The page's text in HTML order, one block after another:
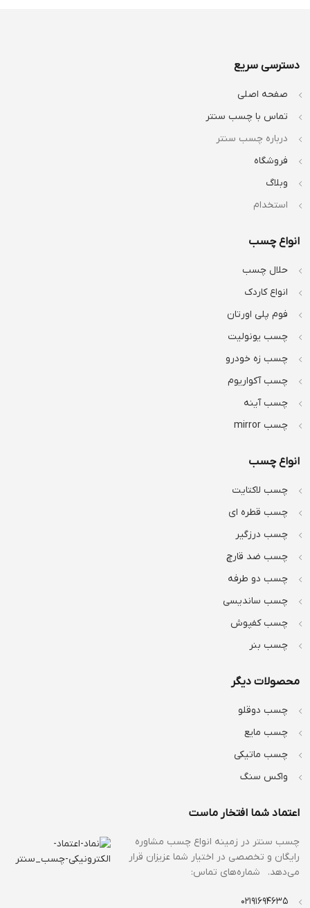
دسترسی سریع
صفحه اصلی
تماس با چسب سنتر
درباره چسب سنتر
فروشگاه
وبلاگ
استخدام
انواع چسب
حلال چسب
انواع کاردک
فوم پلی اورتان
چسب یونولیت
چسب زه خودرو
چسب آکواریوم
چسب آینه
چسب mirror
انواع چسب
چسب لاکتایت
چسب قطره ای
چسب درزگیر
چسب ضد قارچ
چسب دو طرفه
چسب ساندیسی
چسب کفپوش
چسب بنر
محصولات دیگر
چسب دوقلو
چسب مایع
چسب ماتیکی
واکس سنگ
اعتماد شما افتخار ماست
چسب سنتر در زمینه انواع چسب مشاوره
رایگان و تخصصی در اختیار شما عزیزان قرار
می‌دهد. شماره‌های تماس:
02191694635